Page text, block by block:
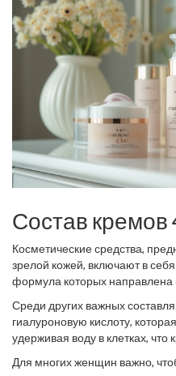
признаки старения, стоит
по уходу, включая
Уход в 35 летне должен быть
включать средства, которые
кожу, сохраняя ее упругость.
комплексной защите от
неблагоприятных внешних
процессы старения и
кожи на дольше.
Состав кремов
Косметические средства,
зрелой кожей, включают в
формула которых направлена
большей эффективности, так
ингредиенты. Одним из
ретинол, известный своим
Ретинол способствует
Среди других важных
гиалуроновую кислоту,
удерживая воду в клетках, что
вида. Антиоксиданты, такие
Для многих женщин важно,